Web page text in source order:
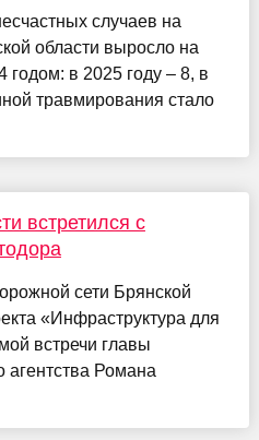
случаев на
области выросло на
годом: в 2025 году – 8, в
травмирования стало
встретился с
сети Брянской
«Инфраструктура для
встречи главы
агентства Романа